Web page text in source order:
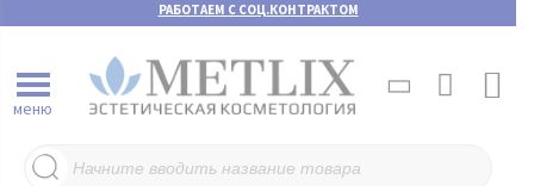
РАБОТАЕМ С СОЦ.КОНТРАКТОМ
Поиск
товаров
меню